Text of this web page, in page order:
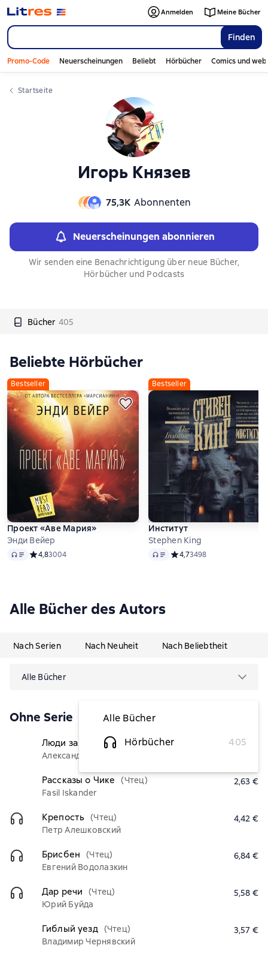
Finden
Anmelden Meine Bücher
Promo-Code Neuerscheinungen Beliebt Hörbücher Comics und
Startseite
Игорь Князев
75,3К Abonnenten
Neuerscheinungen abonnieren
Wir senden eine Benachrichtigung über neue Bücher,
Hörbücher und Podcasts
Bücher 405
Слайдер с книгами
Beliebte Hörbücher
Bestseller
Проект «Аве Мария»
Энди Вейер
Audio Средний рейтинг 4,8 на основе 3004 оценок
4,83004
Bestseller
Институт
Stephen King
Audio Средний рейтинг 4,7 на
4,73498
Alle Bücher des Autors
Nach Serien Nach Neuheit Nach Beliebtheit
Alle Bücher
Alle Bücher
Hörbücher
405
Ohne Serie
Люди за спиной. Том 1 (Чтец)
Александра Маринина
5,47 €
Рассказы о Чике
(Чтец)
Fasil Iskander
2,63 €
Крепость
(Чтец)
Петр Алешковский
4,42 €
Брисбен
(Чтец)
Евгений Водолазкин
6,84 €
Дар речи
(Чтец)
Юрий Буйда
5,58 €
Гиблый уезд (Чтец)
Владимир Чернявский
3,57 €